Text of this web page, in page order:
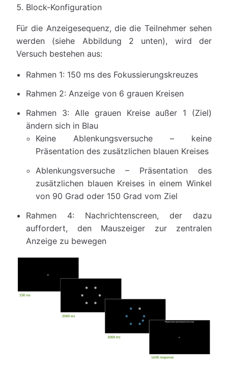
Block-Konfiguration
Für die Anzeigesequenz, die die Teilnehmer sehen
werden (siehe Abbildung 2 unten), wird der
Versuch bestehen aus:
Rahmen 1: 150 ms des Fokussierungskreuzes
Rahmen 2: Anzeige von 6 grauen Kreisen
Rahmen 3: Alle grauen Kreise außer 1 (Ziel)
ändern sich in Blau
Keine Ablenkungsversuche – keine
Präsentation des zusätzlichen blauen Kreises
Ablenkungsversuche – Präsentation des
zusätzlichen blauen Kreises in einem Winkel
von 90 Grad oder 150 Grad vom Ziel
Rahmen 4: Nachrichtenscreen, der dazu
auffordert, den Mauszeiger zur zentralen
Anzeige zu bewegen